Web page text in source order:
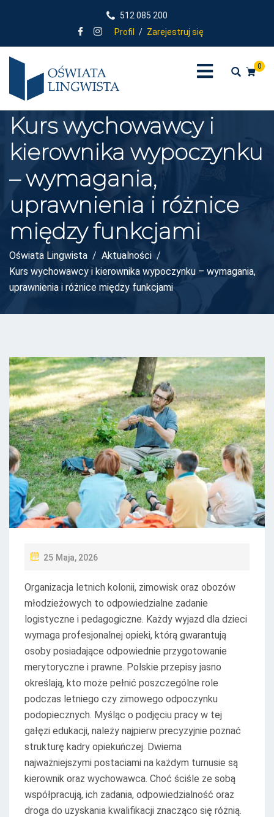
512 085 200
Profil
/ Zarejestruj się
0
Kurs wychowawcy i
kierownika wypoczynku
– wymagania,
uprawnienia i różnice
między funkcjami
Oświata Lingwista
Aktualności
Kurs wychowawcy i kierownika wypoczynku – wymagania,
uprawnienia i różnice między funkcjami
P
S
T
E
D
O
25 Maja, 2026
Organizacja letnich kolonii, zimowisk oraz obozów
młodzieżowych to odpowiedzialne zadanie
logistyczne i pedagogiczne. Każdy wyjazd dla dzieci
wymaga profesjonalnej opieki, którą gwarantują
osoby posiadające odpowiednie przygotowanie
merytoryczne i prawne. Polskie przepisy jasno
określają, kto może pełnić poszczególne role
podczas letniego czy zimowego odpoczynku
podopiecznych. Myśląc o podjęciu pracy w tej
gałęzi edukacji, należy najpierw precyzyjnie poznać
strukturę kadry opiekuńczej. Dwiema
najważniejszymi postaciami na każdym turnusie są
kierownik oraz wychowawca. Choć ściśle ze sobą
współpracują, ich zadania, odpowiedzialność oraz
droga do uzyskania kwalifikacji znacząco się różnią.